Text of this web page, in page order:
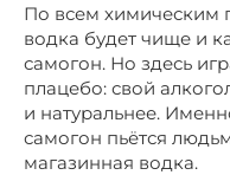
По всем химическим
водка будет чище и
самогон. Но здесь
плацебо: свой
и натуральнее.
самогон пьётся
магазинная водка.